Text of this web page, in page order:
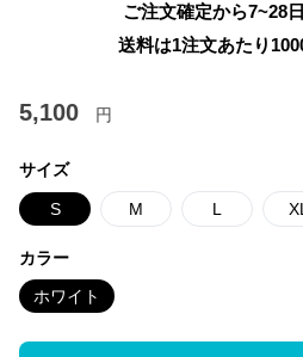
ご注文確定から7~28
送料は1注文あたり
5,100 円
サイズ
S M L XL
カラー
ホワイト